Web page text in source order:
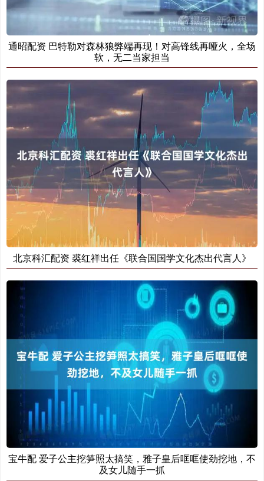
通昭配资 巴特勒对森林狼弊端再现！对高锋线再哑火，全场
软，无二当家担当
北京科汇配资 裘红祥出任《联合国国学文化杰出代言人》
宝牛配 爱子公主挖笋照太搞笑，雅子皇后哐哐使劲挖地，不
及女儿随手一抓